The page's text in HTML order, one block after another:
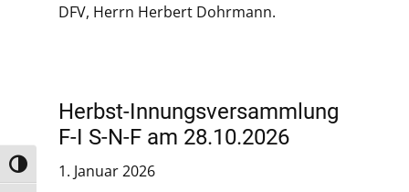
Umschalten auf hohe Kontraste
DFV, Herrn Herbert Dohrmann.
Herbst-Innungsversammlung
F-I S-N-F am 28.10.2026
1. Januar 2026